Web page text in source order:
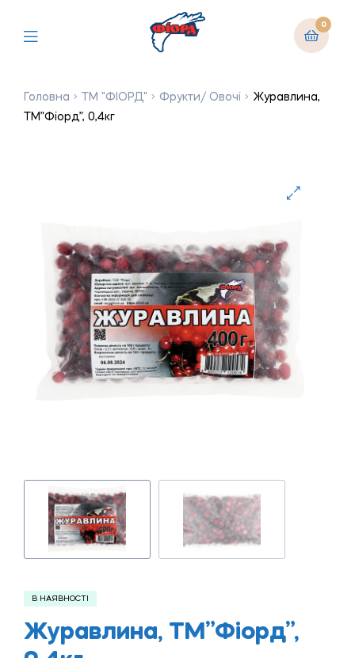
0
Головна ТМ "ФІОРД" Фрукти/ Овочі
Журавлина,
ТМ”Фіорд”, 0,4кг
В НАЯВНОСТІ
Журавлина, ТМ”Фіорд”,